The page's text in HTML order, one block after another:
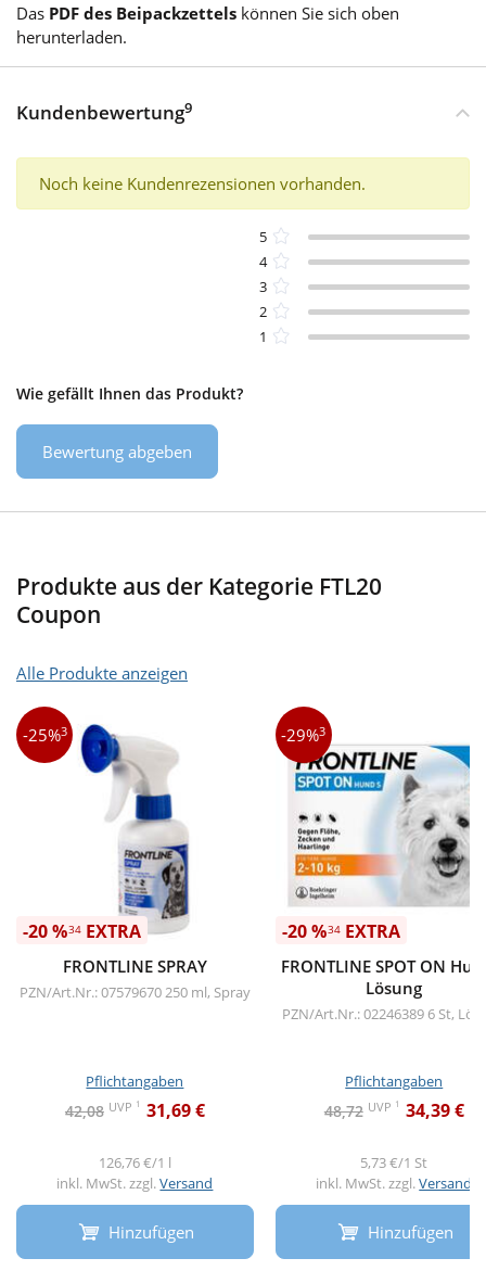
Das PDF des Beipackzettels können Sie sich oben
herunterladen.
Kundenbewertung9
Noch keine Kundenrezensionen vorhanden.
5
4
3
2
1
Wie gefällt Ihnen das Produkt?
Bewertung abgeben
Produkte aus der Kategorie FTL20
Coupon
Alle Produkte anzeigen
-25%3
-20 %34EXTRA
FRONTLINE SPRAY
PZN/Art.Nr.: 07579670250 ml, Spray
Pflichtangaben
42,08 UVP 1 31,69 €
126,76 €/1 l
inkl. MwSt. zzgl.Versand
Hinzufügen
-29%3
-20 %34EXTRA
FRONTLINE SPOT ON
Lösung
PZN/Art.Nr.: 02246389 6 St,
Pflichtangaben
48,72 UVP 1 34,39 €
5,73 €/1 St
inkl. MwSt. zzgl.Versand
Hinzufügen